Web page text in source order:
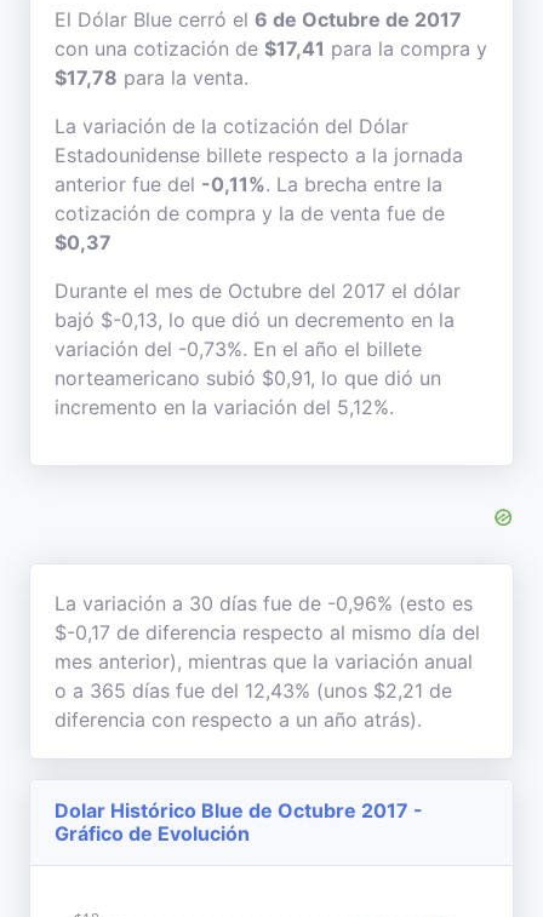
El Dólar Blue cerró el 6 de Octubre de 2017
con una cotización de $17,41 para la compra y
$17,78 para la venta.
La variación de la cotización del Dólar
Estadounidense billete respecto a la jornada
anterior fue del -0,11%. La brecha entre la
cotización de compra y la de venta fue de
$0,37
Durante el mes de Octubre del 2017 el dólar
bajó $-0,13, lo que dió un decremento en la
variación del -0,73%. En el año el billete
norteamericano subió $0,91, lo que dió un
incremento en la variación del 5,12%.
La variación a 30 días fue de -0,96% (esto es
$-0,17 de diferencia respecto al mismo día del
mes anterior), mientras que la variación anual
o a 365 días fue del 12,43% (unos $2,21 de
diferencia con respecto a un año atrás).
Dolar Histórico Blue de Octubre 2017 -
Gráfico de Evolución